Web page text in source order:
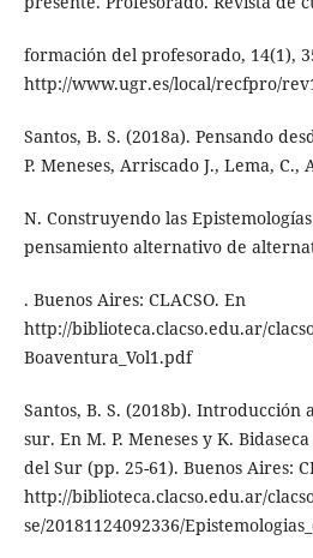
formación del profesorado, 14(1),
http://www.ugr.es/local/recfpro/
Santos, B. S. (2018a). Pensando
P. Meneses, Arriscado J., Lema, C.,
N. Construyendo las
pensamiento alternativo de
. Buenos Aires: CLACSO. En
http://biblioteca.clacso.edu.ar/
Boaventura_Vol1.pdf
Santos, B. S. (2018b). Introducción
sur. En M. P. Meneses y K.
del Sur (pp. 25-61). Buenos Aires:
http://biblioteca.clacso.edu.ar/
se/20181124092336/